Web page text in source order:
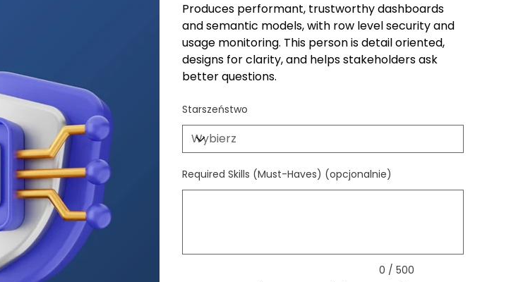
Produces performant, trustworthy dashboards
and semantic models, with row level security and
usage monitoring. This person is detail oriented,
designs for clarity, and helps stakeholders ask
better questions.
Starszeństwo
Required Skills (Must-Haves) (opcjonalnie)
0 / 500